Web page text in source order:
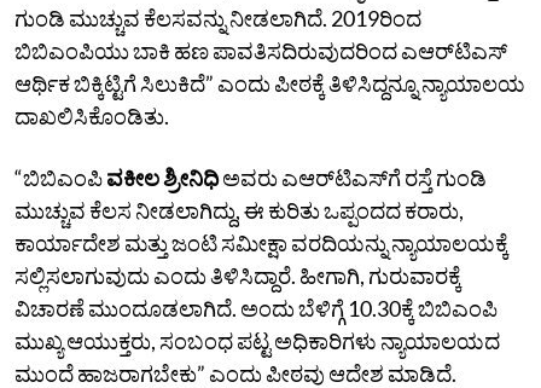
ಗುಂಡಿ ಮುಚ್ಚುವ ಕೆಲಸವನ್ನು ನೀಡಲಾಗಿದೆ. 2019ರಿಂದ
ಬಿಬಿಎಂಪಿಯು ಬಾಕಿ ಹಣ ಪಾವತಿಸದಿರುವುದರಿಂದ ಎಆರ್‌ಟಿಎಸ್‌
ಆರ್ಥಿಕ ಬಿಕ್ಕಿಟ್ಟಿಗೆ ಸಿಲುಕಿದೆ” ಎಂದು ಪೀಠಕ್ಕೆ ತಿಳಿಸಿದ್ದನ್ನೂ ನ್ಯಾಯಾಲಯ
ದಾಖಲಿಸಿಕೊಂಡಿತು.
“ಬಿಬಿಎಂಪಿವಕೀಲ ಶ್ರೀನಿಧಿಅವರು ಎಆರ್‌ಟಿಎಸ್‌ಗೆ ರಸ್ತೆ ಗುಂಡಿ
ಮುಚ್ಚುವ ಕೆಲಸ ನೀಡಲಾಗಿದ್ದು, ಈ ಕುರಿತು ಒಪ್ಪಂದದ ಕರಾರು,
ಕಾರ್ಯಾದೇಶ ಮತ್ತು ಜಂಟಿ ಸಮೀಕ್ಷಾ ವರದಿಯನ್ನು ನ್ಯಾಯಾಲಯಕ್ಕೆ
ಸಲ್ಲಿಸಲಾಗುವುದು ಎಂದು ತಿಳಿಸಿದ್ದಾರೆ. ಹೀಗಾಗಿ, ಗುರುವಾರಕ್ಕೆ
ವಿಚಾರಣೆ ಮುಂದೂಡಲಾಗಿದೆ. ಅಂದು ಬೆಳಿಗ್ಗೆ 10.30ಕ್ಕೆ ಬಿಬಿಎಂಪಿ
ಮುಖ್ಯ ಆಯುಕ್ತರು, ಸಂಬಂಧ ಪಟ್ಟ ಅಧಿಕಾರಿಗಳು ನ್ಯಾಯಾಲಯದ
ಮುಂದೆ ಹಾಜರಾಗಬೇಕು” ಎಂದು ಪೀಠವು ಆದೇಶ ಮಾಡಿದೆ.